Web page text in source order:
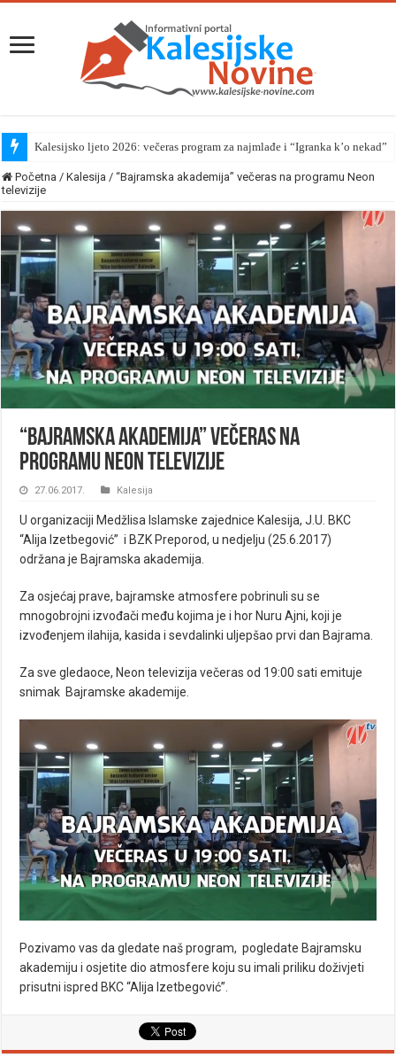
Kalesijsko ljeto 2026: večeras program za najmlađe i “Igranka k’o nekad”
Početna / Kalesija / “Bajramska akademija” večeras na programu Neon
televizije
“Bajramska akademija” večeras na
programu Neon televizije
27.06.2017. Kalesija
U organizaciji Medžlisa Islamske zajednice Kalesija, J.U. BKC
“Alija Izetbegović” i BZK Preporod, u nedjelju (25.6.2017)
održana je Bajramska akademija.
Za osjećaj prave, bajramske atmosfere pobrinuli su se
mnogobrojni izvođači među kojima je i hor Nuru Ajni, koji je
izvođenjem ilahija, kasida i sevdalinki uljepšao prvi dan Bajrama.
Za sve gledaoce, Neon televizija večeras od 19:00 sati emituje
snimak Bajramske akademije.
Pozivamo vas da gledate naš program, pogledate Bajramsku
akademiju i osjetite dio atmosfere koju su imali priliku doživjeti
prisutni ispred BKC “Alija Izetbegović”.